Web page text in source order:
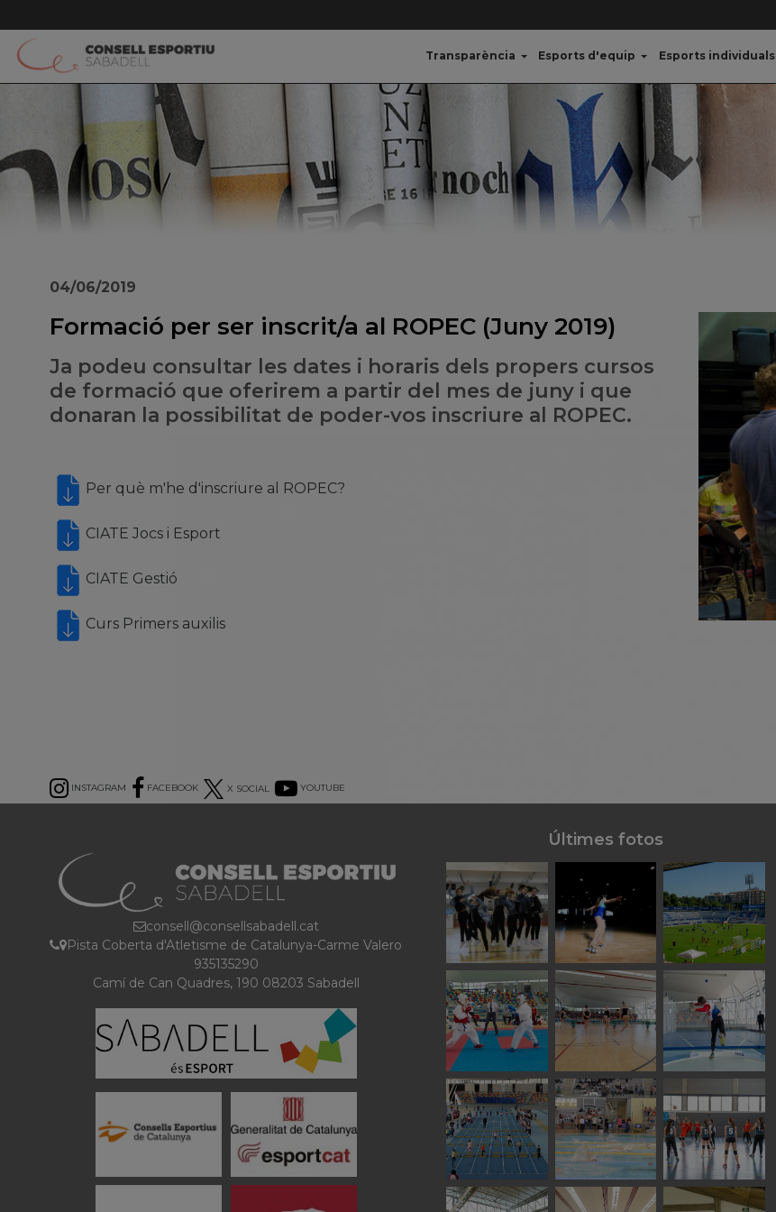
Transparència Esports d'equip Esports individuals
Formació per ser inscrit/a al ROPEC (Juny 2019)
Ja podeu consultar les dates i horaris dels propers cursos
de formació que oferirem a partir del mes de juny i que
donaran la possibilitat de poder-vos inscriure al ROPEC.
04/06/2019
Per què m'he d'inscriure al ROPEC?
CIATE Jocs i Esport
CIATE Gestió
Curs Primers auxilis
INSTAGRAM FACEBOOK X SOCIAL YOUTUBE
consell@consellsabadell.cat
Pista Coberta d'Atletisme de Catalunya-Carme Valero
935135290
Camí de Can Quadres, 190 08203 Sabadell
Últimes fotos